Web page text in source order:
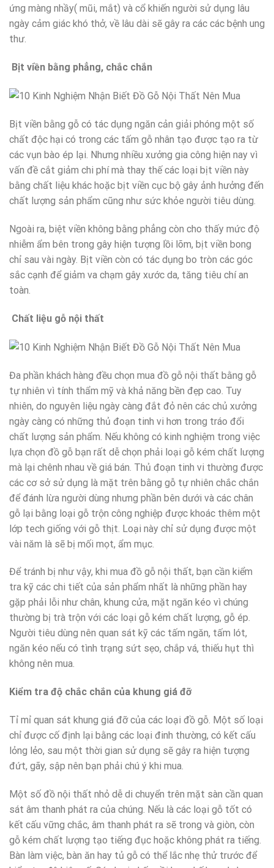
ứng màng nhầy( mũi, mắt) và cổ khiến người sử dụng lâu
ngày cảm giác khó thở, về lâu dài sẽ gây ra các các bệnh ung
thư.
Bịt viền bằng phẳng, chắc chắn
Bịt viền bằng gỗ có tác dụng ngăn cản giải phóng một số
chất độc hại có trong các tấm gỗ nhân tạo được tạo ra từ
các vụn bào ép lại. Nhưng nhiều xưởng gia công hiện nay vì
vấn đề cắt giảm chi phí mà thay thế các loại bịt viền này
bằng chất liệu khác hoặc bịt viền cục bộ gây ảnh hưởng đến
chất lượng sản phẩm cũng như sức khỏe người tiêu dùng.
Ngoài ra, biệt viền không bằng phẳng còn cho thấy mức độ
nhiễm ẩm bên trong gây hiện tượng lồi lõm, bịt viền bong
chỉ sau vài ngày. Bịt viền còn có tác dụng bo tròn các góc
sắc cạnh để giảm va chạm gây xước da, tăng tiêu chí an
toàn.
Chất liệu gỗ nội thất
Đa phần khách hàng đều chọn mua đồ gỗ nội thất bằng gỗ
tự nhiên vì tính thẩm mỹ và khả năng bền đẹp cao. Tuy
nhiên, do nguyên liệu ngày càng đắt đỏ nên các chủ xưởng
ngày càng có những thủ đoạn tinh vi hơn trong tráo đổi
chất lượng sản phẩm. Nếu không có kinh nghiệm trong việc
lựa chọn đồ gỗ bạn rất dễ chọn phải loại gỗ kém chất lượng
mà lại chênh nhau về giá bán. Thủ đoạn tinh vi thường được
các cơ sở sử dụng là mặt trên bằng gỗ tự nhiên chắc chắn
để đánh lừa người dùng nhưng phần bên dưới và các chân
gỗ lại bằng loại gỗ trộn công nghiệp được khoác thêm một
lớp tech giống với gỗ thịt. Loại này chỉ sử dụng được một
vài năm là sẽ bị mối mọt, ẩm mục.
Để tránh bị như vậy, khi mua đồ gỗ nội thất, bạn cần kiểm
tra kỹ các chi tiết của sản phẩm nhất là những phần hay
gặp phải lỗi như chân, khung cửa, mặt ngăn kéo vì chúng
thường bị trà trộn với các loại gỗ kém chất lượng, gỗ ép.
Người tiêu dùng nên quan sát kỹ các tấm ngăn, tấm lót,
ngăn kéo nếu có tình trạng sứt sẹo, chắp vá, thiếu hụt thì
không nên mua.
Kiểm tra độ chắc chắn của khung giá đỡ
Tỉ mỉ quan sát khung giá đỡ của các loại đồ gỗ. Một số loại
chỉ được cố định lại bằng các loại đinh thường, có kết cấu
lỏng lẻo, sau một thời gian sử dụng sẽ gây ra hiện tượng
đứt, gãy, sập nên bạn phải chú ý khi mua.
Một số đồ nội thất nhỏ dễ di chuyển trên mặt sàn cần quan
sát âm thanh phát ra của chúng. Nếu là các loại gỗ tốt có
kết cấu vững chắc, âm thanh phát ra sẽ trong và giòn, còn
gỗ kém chất lượng tạo tiếng đục hoặc không phát ra tiếng.
Bàn làm việc, bàn ăn hay tủ gỗ có thể lắc nhẹ thử trước để